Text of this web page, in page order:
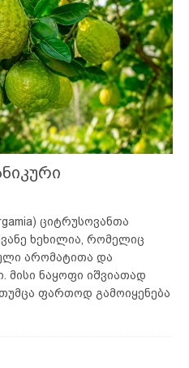
ციტრუსოვანთა
ხეხილია, რომელიც
არომატითა და
ნაყოფი იშვიათად
ფართოდ გამოიყენება